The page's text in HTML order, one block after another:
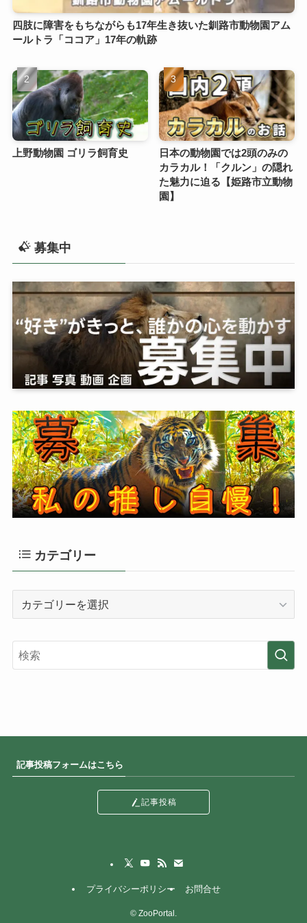
四肢に障害をもちながらも17年生き抜いた釧路市動物園アム
ールトラ「ココア」17年の軌跡
上野動物園 ゴリラ飼育史
日本の動物園では2頭のみの
カラカル！「クルン」の隠れ
た魅力に迫る【姫路市立動物
園】
募集中
カテゴリー
ゴ
リ
記事投稿フォームはこちら
記事投稿
プライバシーポリシー お問合せ
© ZooPortal.